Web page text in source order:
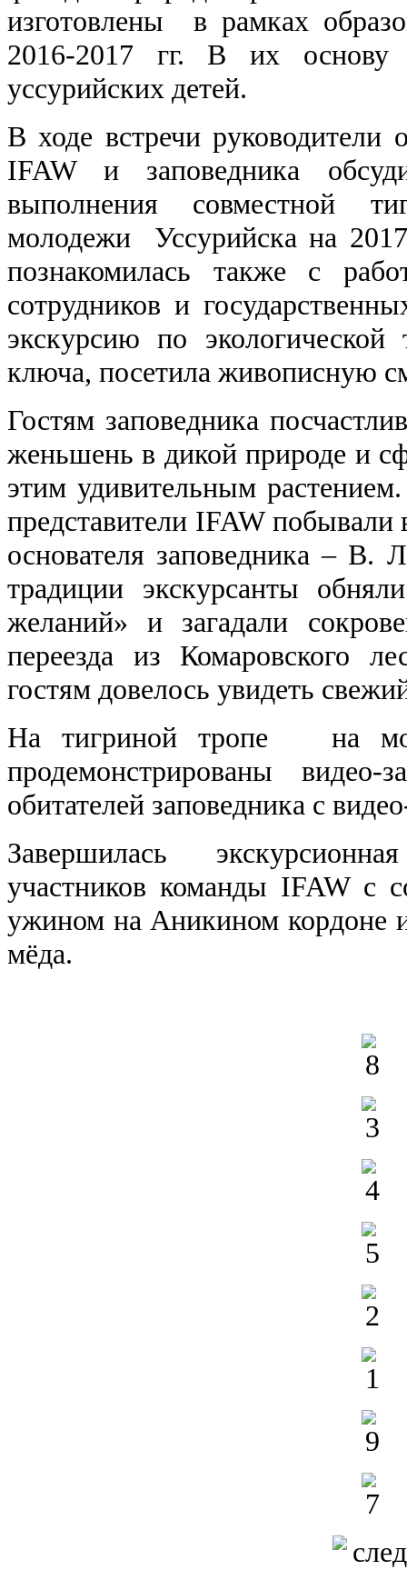
изготовлены в рамках
2016-2017 гг. В их основу
уссурийских детей.
В ходе встречи руководители
IFAW и заповедника
выполнения совместной
молодежи Уссурийска на
познакомилась также с
сотрудников и
экскурсию по
ключа, посетила живописную
Гостям заповедника
женьшень в дикой природе и
этим удивительным
представители IFAW побывали
основателя заповедника ‒ В.
традиции экскурсанты
желаний» и загадали
переезда из Комаровского
гостям довелось увидеть
На тигриной тропе на
продемонстрированы
обитателей заповедника с
Завершилась
участников команды IFAW с
ужином на Аникином кордоне
мёда.